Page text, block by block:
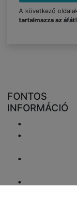
A következő
tartalmazza az áfát!
FONTOS
INFORMÁCIÓ